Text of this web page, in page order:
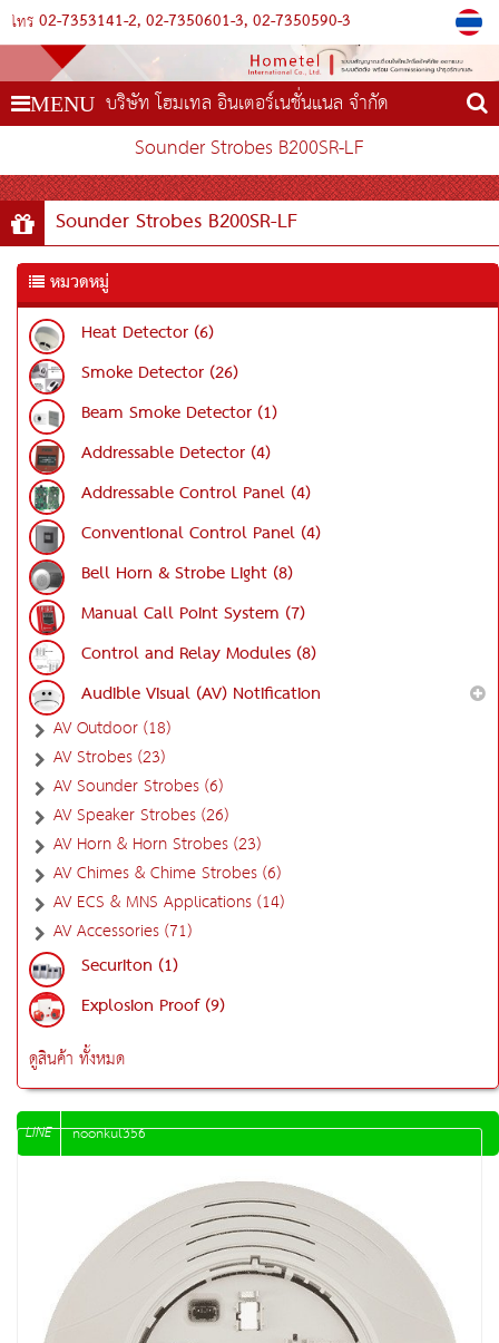
โทร 02-7353141-2 02-7350601-3 02-7350590-3
MENU บริษัท โฮมเทล อินเตอร์เนชั่นแนล จำกัด
Sounder Strobes B200SR-LF
Sounder Strobes B200SR-LF
หมวดหมู่
Heat Detector (6)
Smoke Detector (26)
Beam Smoke Detector (1)
Addressable Detector (4)
Addressable Control Panel (4)
Conventional Control Panel (4)
Bell Horn & Strobe Light (8)
Manual Call Point System (7)
Control and Relay Modules (8)
Audible Visual (AV) Notification
AV Outdoor (18)
AV Strobes (23)
AV Sounder Strobes (6)
AV Speaker Strobes (26)
AV Horn & Horn Strobes (23)
AV Chimes & Chime Strobes (6)
AV ECS & MNS Applications (14)
AV Accessories (71)
Securiton (1)
Explosion Proof (9)
ดูสินค้า ทั้งหมด
LINE noonkul356